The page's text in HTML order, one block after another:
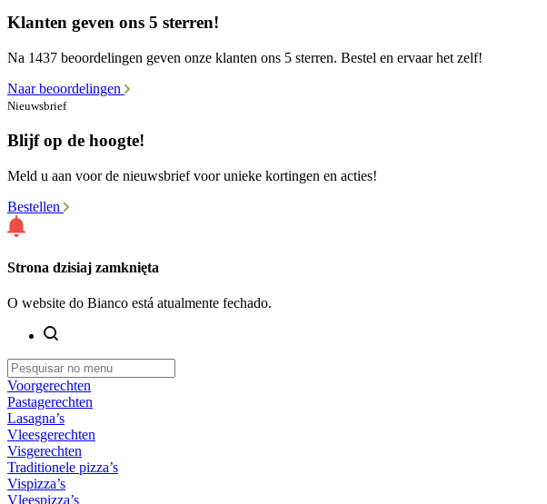
Klanten geven ons 5 sterren!
Na 1437 beoordelingen geven onze klanten ons 5 sterren. Bestel en ervaar het zelf!
Naar beoordelingen
Nieuwsbrief
Blijf op de hoogte!
Meld u aan voor de nieuwsbrief voor unieke kortingen en acties!
Bestellen
Strona dzisiaj zamknięta
O website do Bianco está atualmente fechado.
Voorgerechten
Pastagerechten
Lasagna’s
Vleesgerechten
Visgerechten
Traditionele pizza’s
Vispizza’s
Vleespizza’s